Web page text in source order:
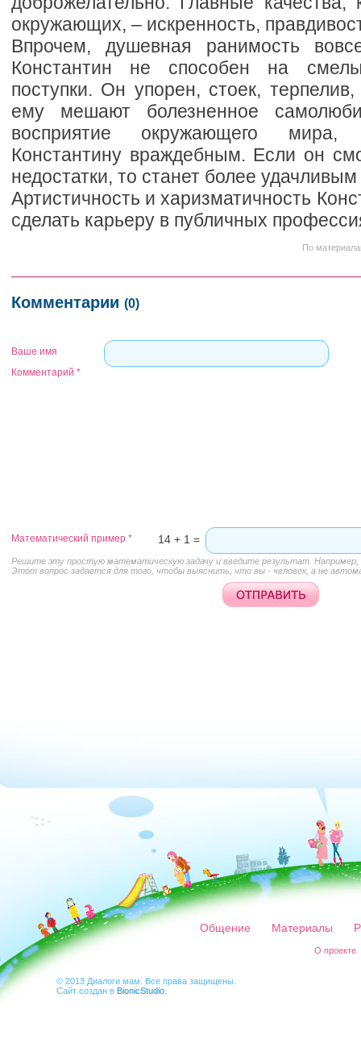
окружающих, – искренность,
Впрочем, душевная ранимость
Константин не способен на
поступки. Он упорен, стоек,
ему мешают болезненное
восприятие окружающего мира,
Константину враждебным. Если он
недостатки, то станет более
Артистичность и харизматичность
сделать карьеру в публичных
По
Комментарии (0)
Ваше имя
Комментарий *
Этот вопрос задается для того, чтобы выяснить, что вы - человек, а не
Математический пример * 14 + 1 =
Решите эту простую математическую задачу и введите результат. Например,
Общение Материалы
О проекте
© 2013 Диалоги мам. Все права защищены.
Сайт создан в BionicStudio